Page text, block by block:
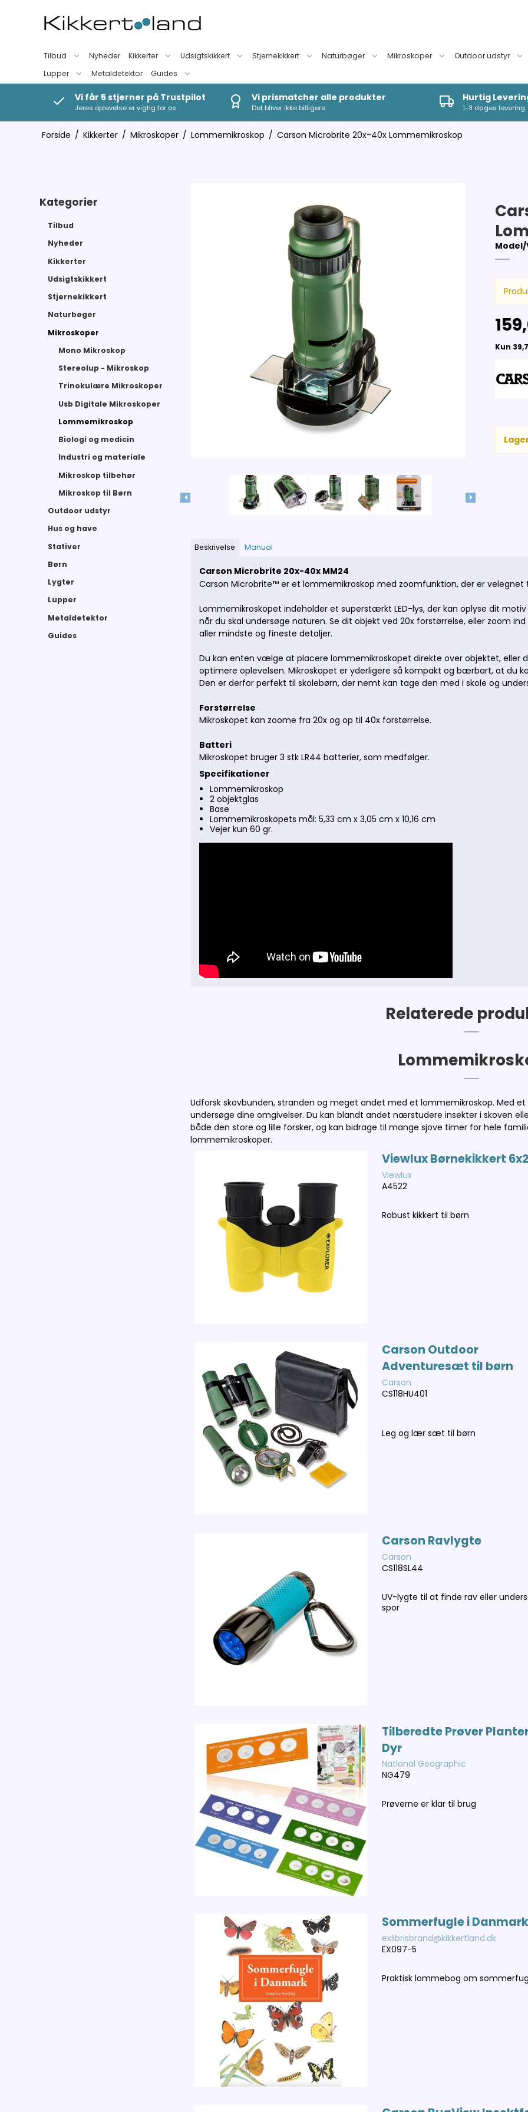
Tilbud Nyheder Kikkerter Udsigtskikkert Stjernekikkert Naturbøger Mikroskoper
Outdoor udstyr
Lupper
Metaldetektor Guides
Vi får 5 stjerner på Trustpilot
Jeres oplevelse er vigtig for os
Vi prismatcher alle produkter
Det bliver ikke billigere
Hurtig
1-3 dages levering
Forside / Kikkerter / Mikroskoper / Lommemikroskop / Carson Microbrite 20x-40x Lommemikroskop
Kategorier
Tilbud
Nyheder
Kikkerter
Udsigtskikkert
Stjernekikkert
Naturbøger
Mikroskoper
Mono Mikroskop
Stereolup - Mikroskop
Trinokulære Mikroskoper
Usb Digitale Mikroskoper
Lommemikroskop
Biologi og medicin
Industri og materiale
Mikroskop tilbehør
Mikroskop til Børn
Outdoor udstyr
Hus og have
Stativer
Børn
Lygter
Lupper
Metaldetektor
Guides
Beskrivelse Manual
Carson Microbrite 20x-40x MM24
Carson Microbrite™ er et lommemikroskop med zoomfunktion, der er
Lommemikroskopet indeholder et superstærkt LED-lys, der kan oplyse dit
når du skal undersøge naturen. Se dit objekt ved 20x forstørrelse, eller zoom
aller mindste og fineste detaljer.
Du kan enten vælge at placere lommemikroskopet direkte over objektet, eller
optimere oplevelsen. Mikroskopet er yderligere så kompakt og bærbart, at du
Den er derfor perfekt til skolebørn, der nemt kan tage den med i skole og
Forstørrelse
Mikroskopet kan zoome fra 20x og op til 40x forstørrelse.
Batteri
Mikroskopet bruger 3 stk LR44 batterier, som medfølger.
Specifikationer
Lommemikroskop
2 objektglas
Base
Lommemikroskopets mål: 5,33 cm x 3,05 cm x 10,16 cm
Vejer kun 60 gr.
Relaterede
Udforsk skovbunden, stranden og meget andet med et lommemikroskop. Med
undersøge dine omgivelser. Du kan blandt andet nærstudere insekter i skoven
både den store og lille forsker, og kan bidrage til mange sjove timer for hele
lommemikroskoper.
Viewlux Børnekikkert
Viewlux
A4522
Robust kikkert til børn
Carson Outdoor
Adventuresæt til børn
Carson
CS118HU401
Leg og lær sæt til børn
Carson Ravlygte
Carson
CS118SL44
UV-lygte til at finde rav eller
spor
Tilberedte Prøver
Dyr
National Geographic
NG479
Prøverne er klar til brug
Sommerfugle i
exlibrisbrand@kikkertland.dk
EX097-5
Praktisk lommebog om